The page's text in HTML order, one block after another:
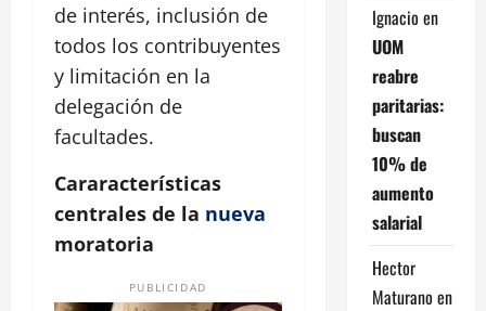
de interés, inclusión de
todos los contribuyentes
y limitación en la
delegación de
facultades.
Cararacterísticas
centrales de la nueva
moratoria
PUBLICIDAD
Ignacio en
UOM
reabre
paritarias:
buscan
10% de
aumento
salarial
Hector
Maturano en